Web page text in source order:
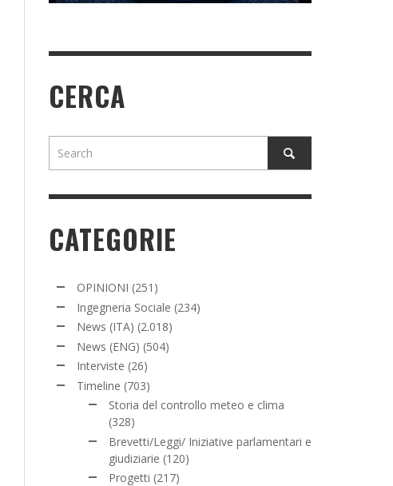
CERCA
CATEGORIE
OPINIONI (251)
Ingegneria Sociale (234)
News (ITA) (2.018)
News (ENG) (504)
Interviste (26)
Timeline (703)
Storia del controllo meteo e clima
(328)
Brevetti/Leggi/ Iniziative parlamentari e
giudiziarie (120)
Progetti (217)